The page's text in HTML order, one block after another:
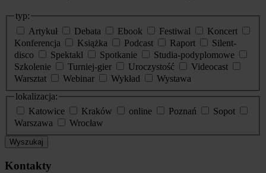
typ:
Artykuł
Debata Ebook Festiwal
Koncert
Konferencja
Książka Podcast Raport
Silent-
disco
Spektakl Spotkanie
Studia-podyplomowe
Szkolenie
Turniej-gier Uroczystość
Videocast
Warsztat
Webinar Wykład
Wystawa
lokalizacja:
Katowice
Kraków online Poznań
Sopot
Warszawa
Wrocław
Wyszukaj
Kontakty